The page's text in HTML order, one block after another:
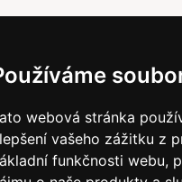
webová stránka
vašeho zážitku z
funkčnosti webu,
osobních
Ochraně
zasíláním